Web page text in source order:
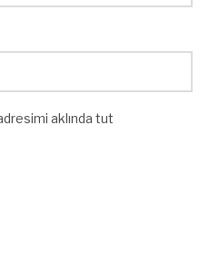
aklında tut